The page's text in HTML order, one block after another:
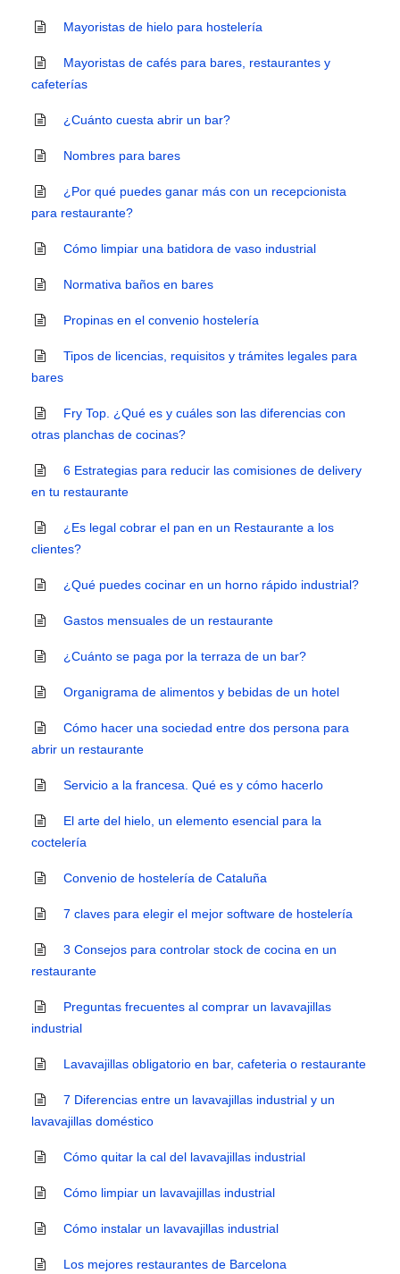
Mayoristas de hielo para hostelería
Mayoristas de cafés para bares, restaurantes y
cafeterías
¿Cuánto cuesta abrir un bar?
Nombres para bares
¿Por qué puedes ganar más con un recepcionista
para restaurante?
Cómo limpiar una batidora de vaso industrial
Normativa baños en bares
Propinas en el convenio hostelería
Tipos de licencias, requisitos y trámites legales para
bares
Fry Top. ¿Qué es y cuáles son las diferencias con
otras planchas de cocinas?
6 Estrategias para reducir las comisiones de delivery
en tu restaurante
¿Es legal cobrar el pan en un Restaurante a los
clientes?
¿Qué puedes cocinar en un horno rápido industrial?
Gastos mensuales de un restaurante
¿Cuánto se paga por la terraza de un bar?
Organigrama de alimentos y bebidas de un hotel
Cómo hacer una sociedad entre dos persona para
abrir un restaurante
Servicio a la francesa. Qué es y cómo hacerlo
El arte del hielo, un elemento esencial para la
coctelería
Convenio de hostelería de Cataluña
7 claves para elegir el mejor software de hostelería
3 Consejos para controlar stock de cocina en un
restaurante
Preguntas frecuentes al comprar un lavavajillas
industrial
Lavavajillas obligatorio en bar, cafeteria o restaurante
7 Diferencias entre un lavavajillas industrial y un
lavavajillas doméstico
Cómo quitar la cal del lavavajillas industrial
Cómo limpiar un lavavajillas industrial
Cómo instalar un lavavajillas industrial
Los mejores restaurantes de Barcelona